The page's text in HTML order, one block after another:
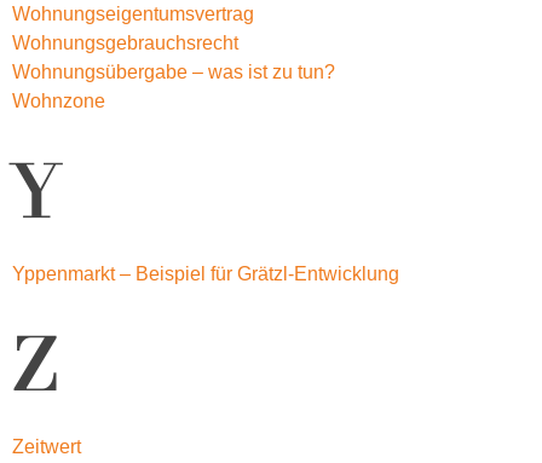
Wohnungseigentumsvertrag
Wohnungsgebrauchsrecht
Wohnungsübergabe – was ist zu tun?
Wohnzone
Y
Yppenmarkt – Beispiel für Grätzl-Entwicklung
Z
Zeitwert